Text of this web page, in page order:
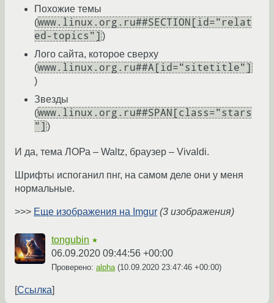
Похожие темы
(www.linux.org.ru##SECTION[id="relat
ed-topics"] )
Лого сайта, которое сверху
(www.linux.org.ru##A[id="sitetitle"]
)
Звезды
(www.linux.org.ru##SPAN[class="stars
"] )
И да, тема ЛОРа – Waltz, браузер – Vivaldi.
Шрифты испоганил пнг, на самом деле они у меня
нормальные.
>>> Еще изображения на Imgur (3 изображения)
tongubin ★
06.09.2020 09:44:56 +00:00
Проверено: alpha(10.09.2020 23:47:46 +00:00)
Ссылка